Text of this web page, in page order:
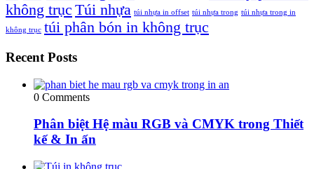
không trục Túi nhựa túi nhựa in offset túi nhựa trong túi nhựa trong in
không trục túi phân bón in không trục
Recent Posts
0 Comments
Phân biệt Hệ màu RGB và CMYK trong Thiết
kế & In ấn